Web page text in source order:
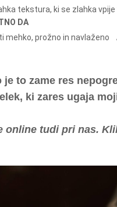
tekstura, ki se zlahka
DA
mehko, prožno in navlaženo
je to zame res
ki zares ugaja
online tudi pri nas.